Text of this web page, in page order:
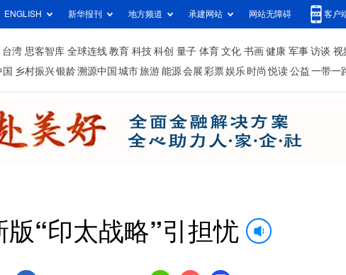
ENGLISH 新华报刊 地方频道 承建网站 网站无障碍 客户
台湾 思客智库 全球连线 教育 科技 科创 量子 体育 文化 书画 健康 军事 访谈 视
乡村振兴银龄溯源中国 城市旅游 能源 会展 彩票娱乐 时尚 悦读 公益 一带一
版“印太战略”引担忧